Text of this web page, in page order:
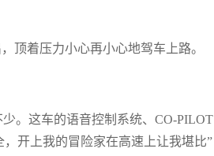
顶着压力小心再小心地驾车上路。
。这车的语音控制系统、CO-PILOT
开上我的冒险家在高速上让我堪比”